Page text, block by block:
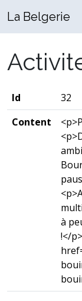
La Belgerie
Id
32
Content
à
!</